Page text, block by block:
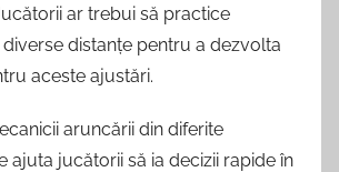
ar trebui să practice
distanțe pentru a dezvolta
aceste ajustări.
aruncării din diferite
ajuta jucătorii să ia decizii rapide în